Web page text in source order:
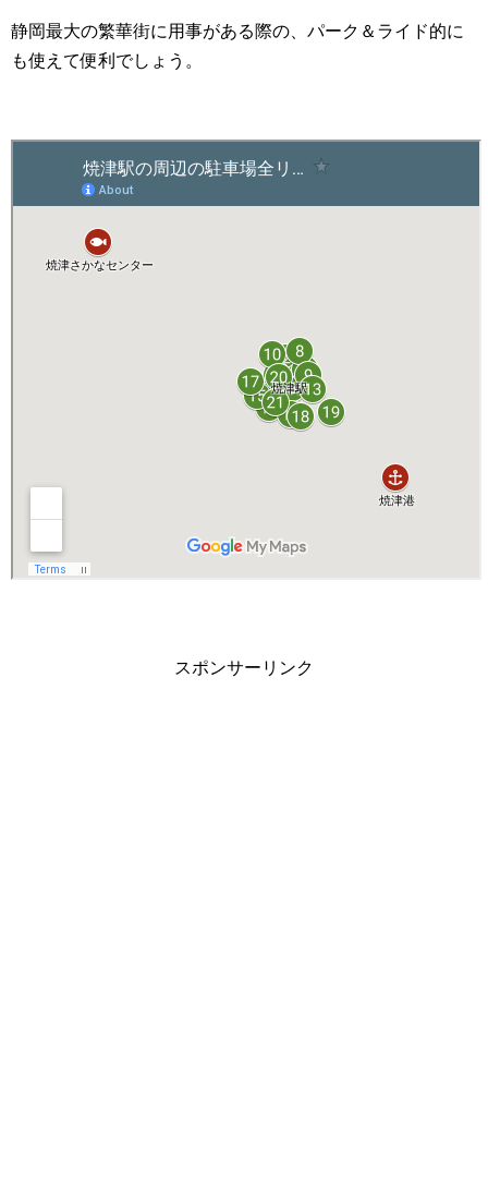
静岡最大の繁華街に用事がある際の、パーク＆ライド的に
も使えて便利でしょう。
スポンサーリンク